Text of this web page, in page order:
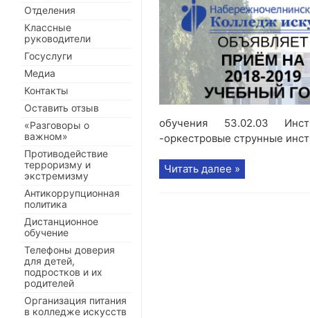
обучения 53.02.03
-оркестровые струнные
Читать далее »
Отделения
Классные
руководители
Госуслуги
Медиа
Контакты
Оставить отзыв
«Разговоры о
важном»
Противодействие
терроризму и
экстремизму
Антикоррупционная
политика
Дистанционное
обучение
Телефоны доверия
для детей,
подростков и их
родителей
Организация питания
в колледже искусств